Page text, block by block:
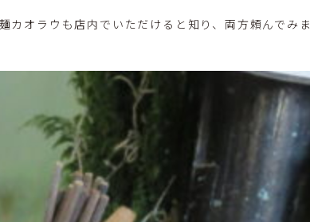
カオラウも店内でいただけると知り、両方頼んでみま